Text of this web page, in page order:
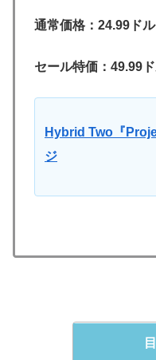
通常価格：24.99ドル
セール特価：49.99
Hybrid Two『
ジ